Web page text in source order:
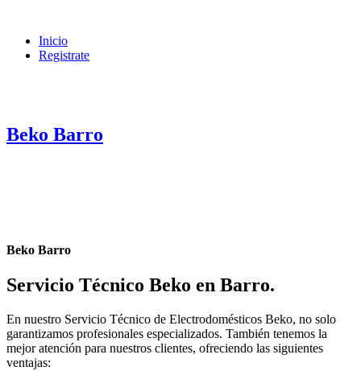
Inicio
Registrate
Beko Barro
Beko Barro
Servicio Técnico Beko en Barro.
En nuestro Servicio Técnico de Electrodomésticos Beko, no solo
garantizamos profesionales especializados. También tenemos la
mejor atención para nuestros clientes, ofreciendo las siguientes
ventajas: